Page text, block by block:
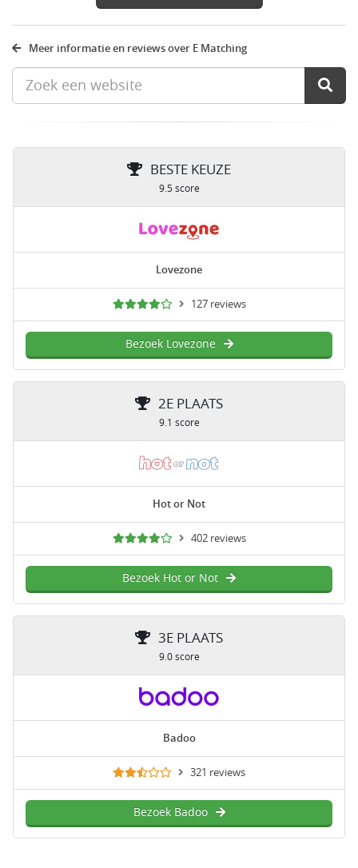
Meer informatie en reviews over E Matching
BESTE KEUZE
9.5 score
Lovezone
127 reviews
Bezoek Lovezone
2E PLAATS
9.1 score
Hot or Not
402 reviews
Bezoek Hot or Not
3E PLAATS
9.0 score
Badoo
321 reviews
Bezoek Badoo